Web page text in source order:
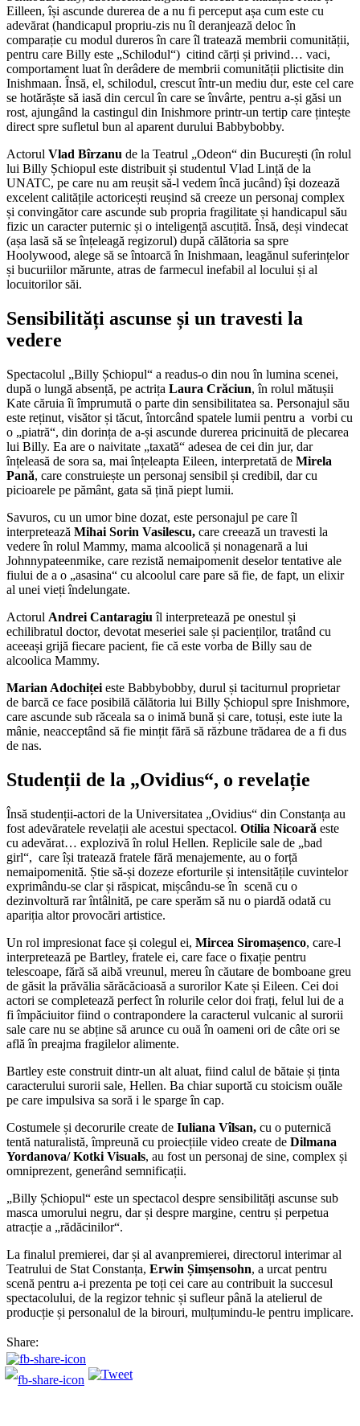
Eilleen, își ascunde durerea de a nu fi perceput așa cum este cu
adevărat (handicapul propriu-zis nu îl deranjează deloc în
comparație cu modul dureros în care îl tratează membrii comunității,
pentru care Billy este „Schilodul“) citind cărți și privind… vaci,
comportament luat în derâdere de membrii comunității plictisite din
Inishmaan. Însă, el, schilodul, crescut într-un mediu dur, este cel care
se hotărăște să iasă din cercul în care se învârte, pentru a-și găsi un
rost, ajungând la castingul din Inishmore printr-un tertip care țintește
direct spre sufletul bun al aparent durului Babbybobby.
Actorul Vlad Bîrzanu de la Teatrul „Odeon“ din București (în rolul
lui Billy Șchiopul este distribuit și studentul Vlad Lință de la
UNATC, pe care nu am reușit să-l vedem încă jucând) își dozează
excelent calitățile actoricești reușind să creeze un personaj complex
și convingător care ascunde sub propria fragilitate și handicapul său
fizic un caracter puternic și o inteligență ascuțită. Însă, deși vindecat
(așa lasă să se înțeleagă regizorul) după călătoria sa spre
Hoolywood, alege să se întoarcă în Inishmaan, leagănul suferințelor
și bucuriilor mărunte, atras de farmecul inefabil al locului și al
locuitorilor săi.
Sensibilități ascunse și un travesti la
vedere
Spectacolul „Billy Șchiopul“ a readus-o din nou în lumina scenei,
după o lungă absență, pe actrița Laura Crăciun, în rolul mătușii
Kate căruia îi împrumută o parte din sensibilitatea sa. Personajul său
este reținut, visător și tăcut, întorcând spatele lumii pentru a vorbi cu
o „piatră“, din dorința de a-și ascunde durerea pricinuită de plecarea
lui Billy. Ea are o naivitate „taxată“ adesea de cei din jur, dar
înțeleasă de sora sa, mai înțeleapta Eileen, interpretată de Mirela
Pană, care construiește un personaj sensibil și credibil, dar cu
picioarele pe pământ, gata să țină piept lumii.
Savuros, cu un umor bine dozat, este personajul pe care îl
interpretează Mihai Sorin Vasilescu, care creează un travesti la
vedere în rolul Mammy, mama alcoolică și nonagenară a lui
Johnnypateenmike, care rezistă nemaipomenit deselor tentative ale
fiului de a o „asasina“ cu alcoolul care pare să fie, de fapt, un elixir
al unei vieți îndelungate.
Actorul Andrei Cantaragiu îl interpretează pe onestul și
echilibratul doctor, devotat meseriei sale și pacienților, tratând cu
aceeași grijă fiecare pacient, fie că este vorba de Billy sau de
alcoolica Mammy.
Marian Adochiței este Babbybobby, durul și taciturnul proprietar
de barcă ce face posibilă călătoria lui Billy Șchiopul spre Inishmore,
care ascunde sub răceala sa o inimă bună și care, totuși, este iute la
mânie, neacceptând să fie mințit fără să răzbune trădarea de a fi dus
de nas.
Studenții de la „Ovidius“, o revelație
Însă studenții-actori de la Universitatea „Ovidius“ din Constanța au
fost adevăratele revelații ale acestui spectacol. Otilia Nicoară este
cu adevărat… explozivă în rolul Hellen. Replicile sale de „bad
girl“, care își tratează fratele fără menajemente, au o forță
nemaipomenită. Știe să-și dozeze eforturile și intensitățile cuvintelor
exprimându-se clar și răspicat, mișcându-se în scenă cu o
dezinvoltură rar întâlnită, pe care sperăm să nu o piardă odată cu
apariția altor provocări artistice.
Un rol impresionat face și colegul ei, Mircea Siromașenco, care-l
interpretează pe Bartley, fratele ei, care face o fixație pentru
telescoape, fără să aibă vreunul, mereu în căutare de bomboane greu
de găsit la prăvălia sărăcăcioasă a surorilor Kate și Eileen. Cei doi
actori se completează perfect în rolurile celor doi frați, felul lui de a
fi împăciuitor fiind o contrapondere la caracterul vulcanic al surorii
sale care nu se abține să arunce cu ouă în oameni ori de câte ori se
află în preajma fragilelor alimente.
Bartley este construit dintr-un alt aluat, fiind calul de bătaie și ținta
caracterului surorii sale, Hellen. Ba chiar suportă cu stoicism ouăle
pe care impulsiva sa soră i le sparge în cap.
Costumele și decorurile create de Iuliana Vîlsan, cu o puternică
tentă naturalistă, împreună cu proiecțiile video create de Dilmana
Yordanova/ Kotki Visuals, au fost un personaj de sine, complex și
omniprezent, generând semnificații.
„Billy Șchiopul“ este un spectacol despre sensibilități ascunse sub
masca umorului negru, dar și despre margine, centru și perpetua
atracție a „rădăcinilor“.
La finalul premierei, dar și al avanpremierei, directorul interimar al
Teatrului de Stat Constanța, Erwin Șimșensohn, a urcat pentru
scenă pentru a-i prezenta pe toți cei care au contribuit la succesul
spectacolului, de la regizor tehnic și sufleur până la atelierul de
producție și personalul de la birouri, mulțumindu-le pentru implicare.
Share: